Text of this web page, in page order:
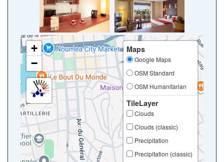
+
−
Maps
Google Maps
OSM Standard
OSM Humanitarian
TileLayer
Clouds
Clouds (classic)
Precipitation
Precipitation (classic)